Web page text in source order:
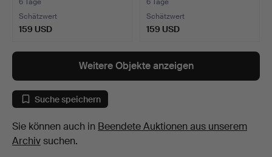
Li…
Schätzwert
159 USD
Ja…
Schätzwert
159 USD
Weitere Objekte anzeigen
Suche speichern
Sie können auch in Beendete Auktionen aus unserem
Archivsuchen.